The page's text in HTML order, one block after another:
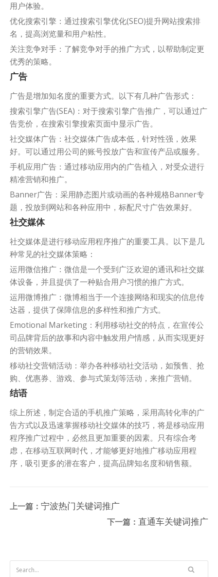
用户体验。
优化搜索引擎：通过搜索引擎优化(SEO)提升网站搜索排
名，提高浏览量和用户粘性。
关注竞争对手：了解竞争对手的推广方式，以帮助制定更
优秀的策略。
广告
广告是增加知名度的重要方式。以下有几种广告形式：
搜索引擎广告(SEA)：对于搜索引擎广告推广，可以通过广
告竞价，在搜索引擎搜索页面中显示广告。
社交媒体广告：社交媒体广告成本低，针对性强，效果
好。可以通过用公司的账号投放广告和宣传产品或服务。
手机应用广告：通过移动应用内的广告植入，对受众进行
精准营销和推广。
Banner广告：采用静态图片或动画的各种规格Banner专
题，投放到网站和各种应用中，标配尺寸广告效果好。
社交媒体
社交媒体是进行移动应用程序推广的重要工具。以下是几
种常见的社交媒体策略：
运用微信推广：微信是一个受到广泛欢迎的通讯和社交媒
体设备，并且提供了一种贴合用户习惯的推广方式。
运用微博推广：微博相当于一个连接网络和现实的信息传
达器，提供了保障信息的多样性和推广方式。
Emotional Marketing：利用移动社交的特点，在宣传公
司品牌背后的故事和内容中触发用户情感，从而实现更好
的营销效果。
移动社交营销活动：举办各种移动社交活动，如预售、抢
购、优惠券、游戏、参与式策划等活动，来推广营销。
结语
综上所述，制定合适的手机推广策略，采用高转化率的广
告方式以及迅速掌握移动社交媒体的技巧，将是移动应用
程序推广过程中，必然且更加重要的因素。只有综合考
虑，在移动互联网时代，才能够更好地推广移动应用程
序，吸引更多的潜在客户，提高品牌知名度和销售额。
上一篇： 宁波热门关键词推广
下一篇： 直通车关键词推广